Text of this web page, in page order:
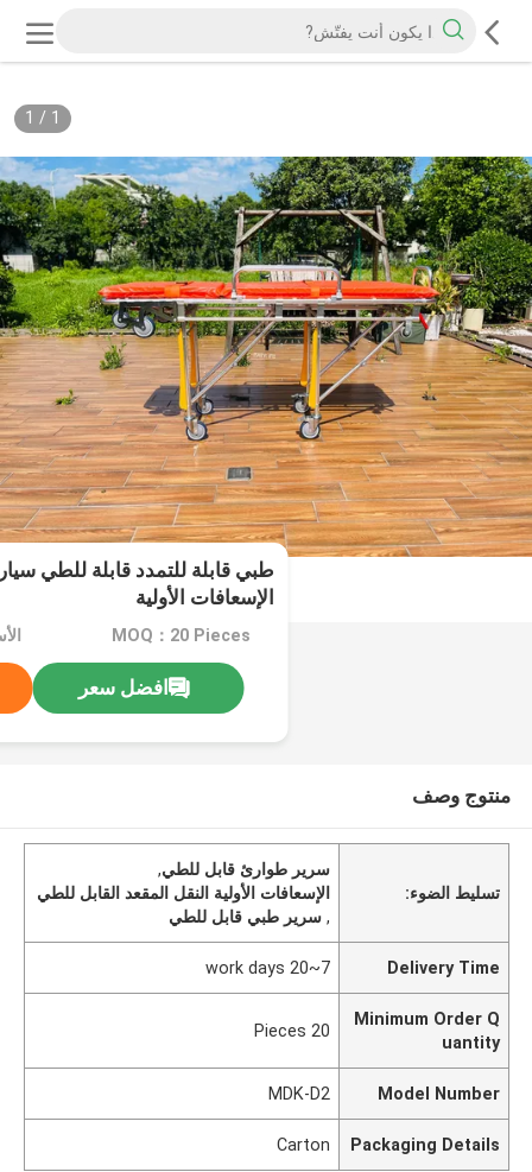
1
/
1
طبي قابلة للتمدد قابلة للطي
الإسعافات الأولية
MOQ：20 Pieces
افضل سعر
منتوج وصف
تسليط الضوء:
سرير طوارئ قابل للطي,
الإسعافات الأولية النقل المقعد القابل للطي
,سرير طبي قابل للطي
Delivery Time
7~20 work days
Minimum Order Q
uantity
20 Pieces
Model Number
MDK-D2
Packaging Details
Carton